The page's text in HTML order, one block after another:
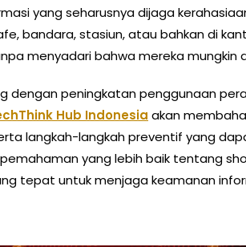
yang seharusnya dijaga
bandara, stasiun, atau bahkan di
menyadari bahwa mereka mungkin
dengan peningkatan penggunaan
Hub Indonesia akan
langkah-langkah preventif yang
yang lebih baik tentang
tepat untuk menjaga keamanan